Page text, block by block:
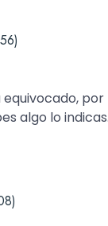
algo lo indicas.